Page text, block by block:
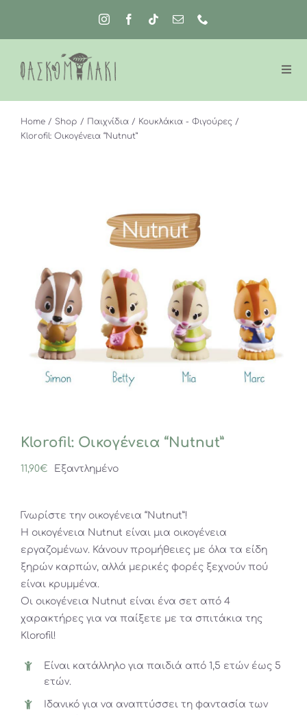
περιεχόμενο
Home Shop Παιχνίδια
Κουκλάκια - Φιγούρες
Klorofil: Οικογένεια “Nutnut”
Klorofil: Οικογένεια “Nutnut”
11,90€ Εξαντλημένο
Γνωρίστε την οικογένεια “Nutnut”!
Η οικογένεια Nutnut είναι μια οικογένεια
εργαζομένων. Κάνουν προμήθειες με όλα τα είδη
ξηρών καρπών, αλλά μερικές φορές ξεχνούν πού
είναι κρυμμένα.
Οι οικογένεια Nutnut είναι ένα σετ από 4
χαρακτήρες για να παίξετε με τα σπιτάκια της
Klorofil!
Είναι κατάλληλο για παιδιά από 1,5 ετών έως 5
ετών.
Ιδανικό για να αναπτύσσει τη φαντασία των